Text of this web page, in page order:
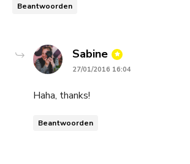
Beantwoorden
Sabine says:
27/01/2016 16:04
Haha, thanks!
Beantwoorden